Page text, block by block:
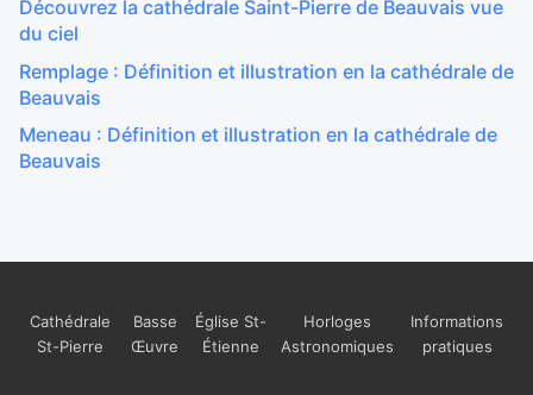
Découvrez la cathédrale Saint-Pierre de Beauvais vue
du ciel
Remplage : Définition et illustration en la cathédrale de
Beauvais
Meneau : Définition et illustration en la cathédrale de
Beauvais
Cathédrale
St-Pierre
Basse
Œuvre
Église St-
Étienne
Horloges
Astronomiques
Informations
pratiques